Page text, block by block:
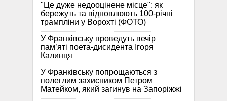
"Це дуже недооцінене місце": як
бережуть та відновлюють 100-річні
трампліни у Ворохті (ФОТО)
У Франківську проведуть вечір
пам’яті поета-дисидента Ігоря
Калинця
У Франківську попрощаються з
полеглим захисником Петром
Матейком, який загинув на Запоріжжі